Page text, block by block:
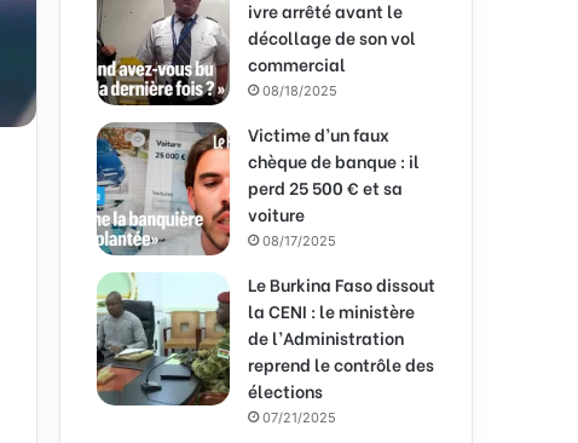
ivre arrêté avant le
décollage de son vol
commercial
08/18/2025
Victime d’un faux
chèque de banque : il
perd 25 500 € et sa
voiture
08/17/2025
Le Burkina Faso dissout
la CENI : le ministère
de l’Administration
reprend le contrôle des
élections
07/21/2025